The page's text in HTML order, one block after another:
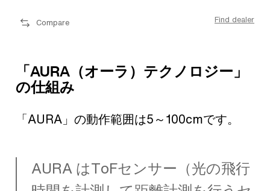
Compare Find dealer
「AURA（オーラ）テクノロジー」
の仕組み
「AURA」の動作範囲は5～100cmです。
AURA はToFセンサー（光の飛行